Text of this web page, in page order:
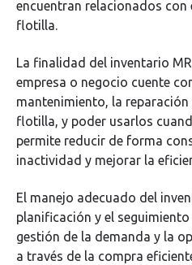
encuentran relacionados con
flotilla.
La finalidad del inventario
empresa o negocio cuente
mantenimiento, la
flotilla, y poder usarlos
permite reducir de forma
inactividad y mejorar la
El manejo adecuado del
planificación y el
gestión de la demanda y la
a través de la compra